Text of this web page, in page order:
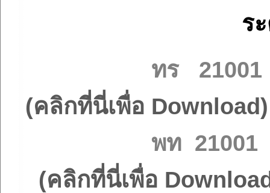
ร
ทร
(คลิกที่นี่เพื่อ Download)
พท
(คลิกที่นี่เพื่อ